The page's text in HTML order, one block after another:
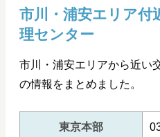
市川・浦安エリア付
理センター
市川・浦安エリアから近い
の情報をまとめました。
東京本部